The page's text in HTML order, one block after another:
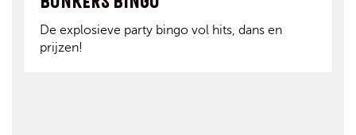
De explosieve party bingo vol hits, dans en
prijzen!